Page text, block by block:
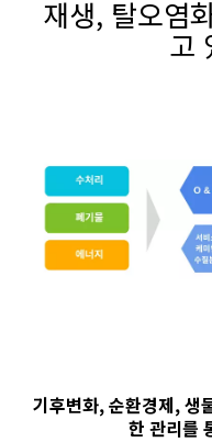
재생, 탈오염
고
기후변화, 순환경제, 생
한 관리를